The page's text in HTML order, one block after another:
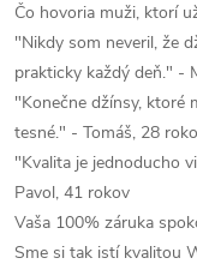
Čo hovoria muži, ktorí
"Nikdy som neveril, že
prakticky každý deň." -
"Konečne džínsy, ktoré
tesné." - Tomáš, 28
"Kvalita je jednoducho
Pavol, 41 rokov
Vaša 100% záruka
Sme si tak istí kvalitou